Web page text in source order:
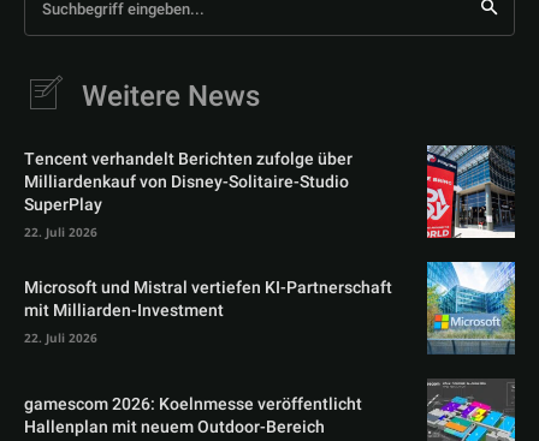
Suchbegriff eingeben...
Weitere News
Tencent verhandelt Berichten zufolge über
Milliardenkauf von Disney-Solitaire-Studio
SuperPlay
22. Juli 2026
Microsoft und Mistral vertiefen KI-Partnerschaft
mit Milliarden-Investment
22. Juli 2026
gamescom 2026: Koelnmesse veröffentlicht
Hallenplan mit neuem Outdoor-Bereich